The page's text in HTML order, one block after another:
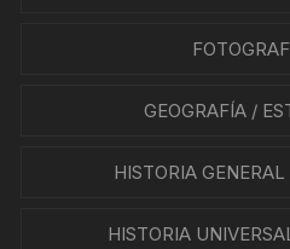
GEOGRAFÍA /
HISTORIA
HISTORIA